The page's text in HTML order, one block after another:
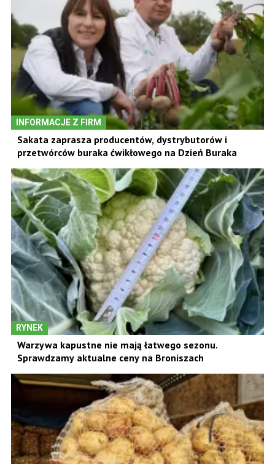
INFORMACJE Z FIRM
Sakata zaprasza producentów, dystrybutorów i
przetwórców buraka ćwikłowego na Dzień Buraka
RYNEK
Warzywa kapustne nie mają łatwego sezonu.
Sprawdzamy aktualne ceny na Broniszach